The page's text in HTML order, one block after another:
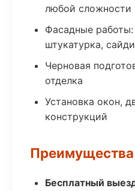
любой сложности
Фасадные работы:
штукатурка,
Черновая
отделка
Установка окон,
конструкций
Бесплатный